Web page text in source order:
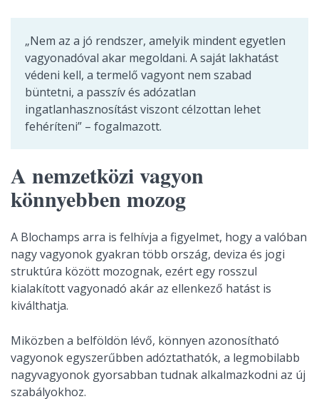
„Nem az a jó rendszer, amelyik mindent egyetlen
vagyonadóval akar megoldani. A saját lakhatást
védeni kell, a termelő vagyont nem szabad
büntetni, a passzív és adózatlan
ingatlanhasznosítást viszont célzottan lehet
fehéríteni” – fogalmazott.
A nemzetközi vagyon
könnyebben mozog
A Blochamps arra is felhívja a figyelmet, hogy a valóban
nagy vagyonok gyakran több ország, deviza és jogi
struktúra között mozognak, ezért egy rosszul
kialakított vagyonadó akár az ellenkező hatást is
kiválthatja.
Miközben a belföldön lévő, könnyen azonosítható
vagyonok egyszerűbben adóztathatók, a legmobilabb
nagyvagyonok gyorsabban tudnak alkalmazkodni az új
szabályokhoz.